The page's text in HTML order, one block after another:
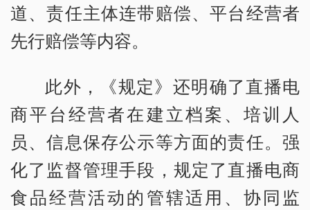
道、责任主体连带赔偿、平台经营者
先行赔偿等内容。
此外，《规定》还明确了直播电
商平台经营者在建立档案、培训人
员、信息保存公示等方面的责任。强
化了监督管理手段，规定了直播电商
食品经营活动的管辖适用、协同监